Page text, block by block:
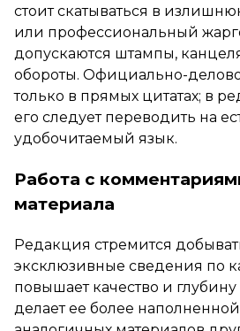
стоит скатываться в
или профессиональный
допускаются штампы,
обороты. Официально-
только в прямых цитатах; в
его следует переводить на
удобочитаемый язык.
Работа с
материала
Редакция стремится
эксклюзивные сведения по
повышает качество и
делает ее более наполненной